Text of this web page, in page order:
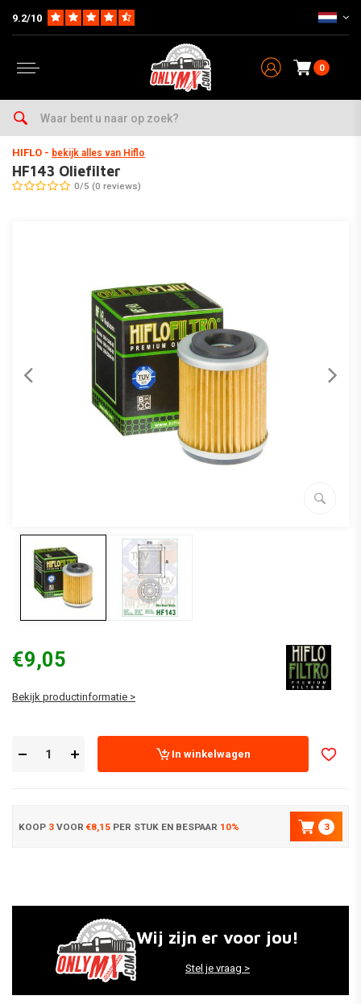
9.2/10
0
Home Onderhoud & Werkplaats
HIFLO - bekijk alles van Hiflo
HF143 Oliefilter
0/5 (0 reviews)
€9,05
Bekijk productinformatie >
In winkelwagen
KOOP 3 VOOR €8,15 PER STUK EN BESPAAR 10% 3
Wij zijn er voor jou!
Stel je vraag >